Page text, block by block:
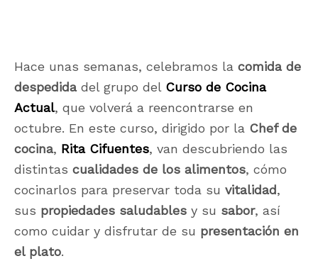
Hace unas semanas, celebramos la comida de
despedidadel grupo del Curso de Cocina
Actual, que volverá a reencontrarse en
octubre. En este curso, dirigido por la Chef de
cocina, Rita Cifuentes, van descubriendo las
distintas cualidades de los alimentos, cómo
cocinarlos para preservar toda su vitalidad,
sus propiedades saludables y su sabor, así
como cuidar y disfrutar de su presentación en
el plato.